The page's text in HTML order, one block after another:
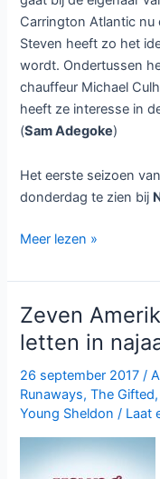
Carrington Atlantic nu
Steven heeft zo het
wordt. Ondertussen
chauffeur Michael
heeft ze interesse in
(Sam Adegoke)
Het eerste seizoen van
donderdag te zien bij
Dynasty
bij
Netflix
te
zien
Meer lezen »
Zeven
letten in
26 september 2017/
Runaways,The Gifted
Young Sheldon / Laat